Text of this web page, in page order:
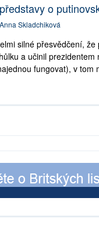
o
Anna Skladchiková
silné přesvědčení,
a učinil
fungovat), v tom